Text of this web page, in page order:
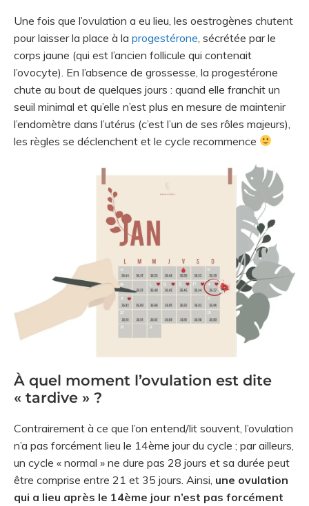
Une fois que l’ovulation a eu lieu, les oestrogènes chutent
pour laisser la place à la progestérone , sécrétée par le
corps jaune (qui est l’ancien follicule qui contenait
l’ovocyte). En l’absence de grossesse, la progestérone
chute au bout de quelques jours : quand elle franchit un
seuil minimal et qu’elle n’est plus en mesure de maintenir
l’endomètre dans l’utérus (c’est l’un de ses rôles majeurs),
les règles se déclenchent et le cycle recommence
À quel moment l’ovulation est dite
« tardive » ?
Contrairement à ce que l’on entend/lit souvent, l’ovulation
n’a pas forcément lieu le 14ème jour du cycle ; par ailleurs,
un cycle « normal » ne dure pas 28 jours et sa durée peut
être comprise entre 21 et 35 jours. Ainsi, une ovulation
qui a lieu après le 14ème jour n’est pas forcément